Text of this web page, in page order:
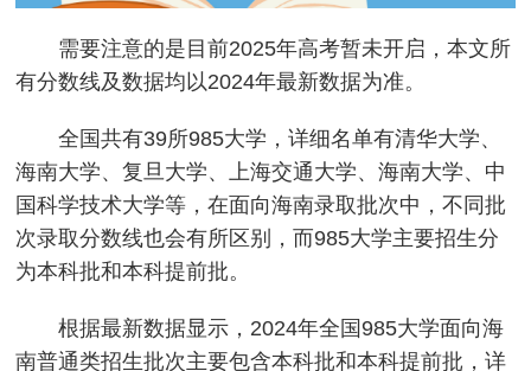
需要注意的是目前2025年高考暂未开启，本文所
有分数线及数据均以2024年最新数据为准。
全国共有39所985大学，详细名单有清华大学、
海南大学、复旦大学、上海交通大学、海南大学、中
国科学技术大学等，在面向海南录取批次中，不同批
次录取分数线也会有所区别，而985大学主要招生分
为本科批和本科提前批。
根据最新数据显示，2024年全国985大学面向海
南普通类招生批次主要包含本科批和本科提前批，详